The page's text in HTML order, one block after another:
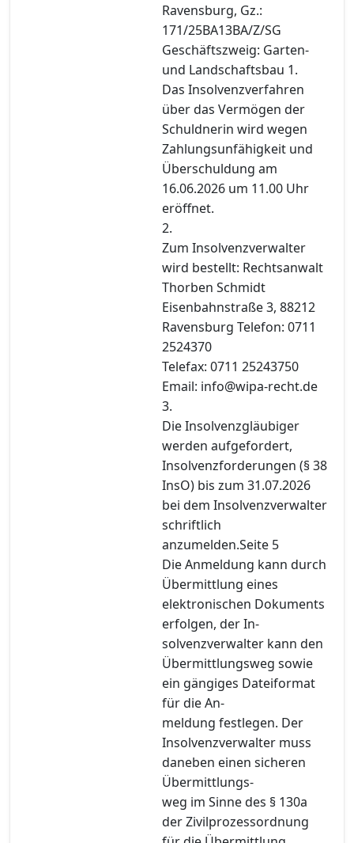
Ravensburg, Gz.:
171/25BA13BA/Z/SG
Geschäftszweig: Garten-
und Landschaftsbau 1.
Das Insolvenzverfahren
über das Vermögen der
Schuldnerin wird wegen
Zahlungsunfähigkeit und
Überschuldung am
16.06.2026 um 11.00 Uhr
eröffnet.
2.
Zum Insolvenzverwalter
wird bestellt: Rechtsanwalt
Thorben Schmidt
Eisenbahnstraße 3, 88212
Ravensburg Telefon: 0711
2524370
Telefax: 0711 25243750
Email: info@wipa-recht.de
3.
Die Insolvenzgläubiger
werden aufgefordert,
Insolvenzforderungen (§ 38
InsO) bis zum 31.07.2026
bei dem Insolvenzverwalter
schriftlich
anzumelden.Seite 5
Die Anmeldung kann durch
Übermittlung eines
elektronischen Dokuments
erfolgen, der In-
solvenzverwalter kann den
Übermittlungsweg sowie
ein gängiges Dateiformat
für die An-
meldung festlegen. Der
Insolvenzverwalter muss
daneben einen sicheren
Übermittlungs-
weg im Sinne des § 130a
der Zivilprozessordnung